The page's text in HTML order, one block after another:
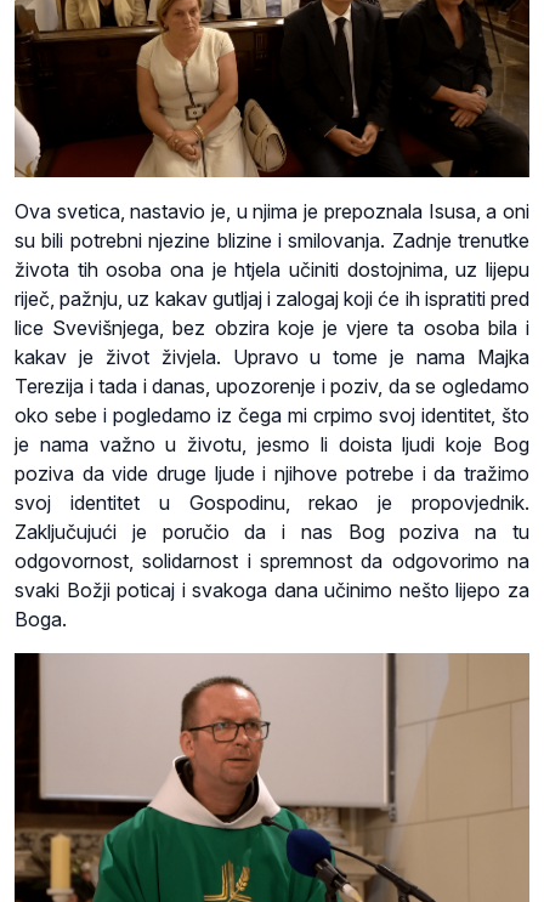
Ova svetica, nastavio je, u njima je prepoznala Isusa, a oni
su bili potrebni njezine blizine i smilovanja. Zadnje trenutke
života tih osoba ona je htjela učiniti dostojnima, uz lijepu
riječ, pažnju, uz kakav gutljaj i zalogaj koji će ih ispratiti pred
lice Svevišnjega, bez obzira koje je vjere ta osoba bila i
kakav je život živjela. Upravo u tome je nama Majka
Terezija i tada i danas, upozorenje i poziv, da se ogledamo
oko sebe i pogledamo iz čega mi crpimo svoj identitet, što
je nama važno u životu, jesmo li doista ljudi koje Bog
poziva da vide druge ljude i njihove potrebe i da tražimo
svoj identitet u Gospodinu, rekao je propovjednik.
Zaključujući je poručio da i nas Bog poziva na tu
odgovornost, solidarnost i spremnost da odgovorimo na
svaki Božji poticaj i svakoga dana učinimo nešto lijepo za
Boga.